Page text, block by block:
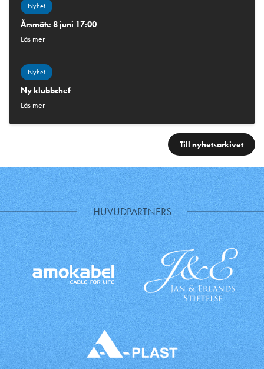
Nyhet
Årsmöte 8 juni 17:00
Läs mer
Nyhet
Ny klubbchef
Läs mer
Till nyhetsarkivet
HUVUDPARTNERS